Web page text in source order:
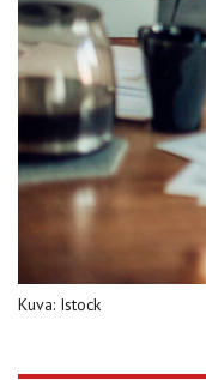
Kuva: Istock